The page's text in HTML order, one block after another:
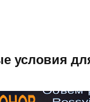
условия